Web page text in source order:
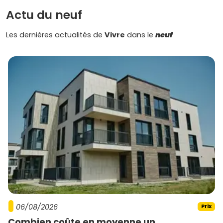
achat serein et durable.
Actu du neuf
Les dernières actualités de Vivre dans le neuf
06/08/2026 Prix